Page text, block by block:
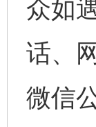
众如
话、
微信